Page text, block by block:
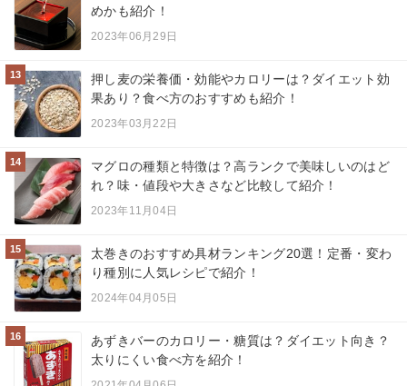
めかも紹介！
2023年06月29日
13
押し麦の栄養価・効能やカロリーは？ダイエット効
果あり？食べ方のおすすめも紹介！
2023年03月22日
14
マグロの種類と特徴は？高ランクで美味しいのはど
れ？味・値段や大きさなど比較して紹介！
2023年11月04日
15
太巻きのおすすめ具材ランキング20選！定番・変わ
り種別に人気レシピで紹介！
2024年04月05日
16
あずきバーのカロリー・糖質は？ダイエット向き？
太りにくい食べ方を紹介！